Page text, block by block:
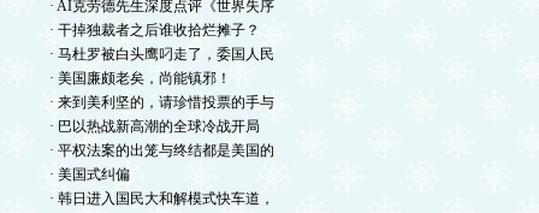
· AI克劳德先生深度点评《世界失序
· 干掉独裁者之后谁收拾烂摊子？
· 马杜罗被白头鹰叼走了，委国人民
· 美国廉颇老矣，尚能镇邪！
· 来到美利坚的，请珍惜投票的手与
· 巴以热战新高潮的全球冷战开局
· 平权法案的出笼与终结都是美国的
· 美国式纠偏
· 韩日进入国民大和解模式快车道，